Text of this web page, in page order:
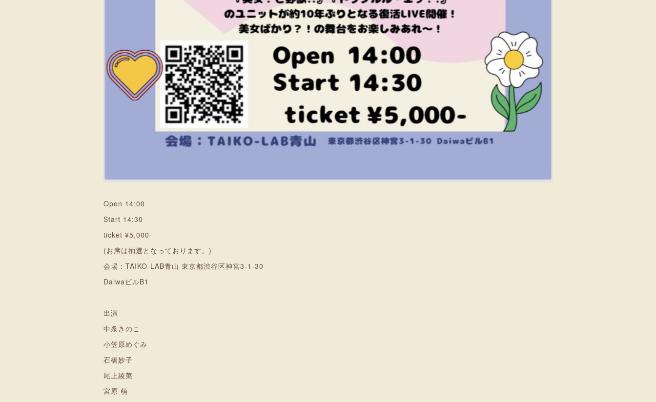
Open 14:00
Start 14:30
ticket ¥5,000-
(お席は抽選となっております。)
会場：TAIKO-LAB青山 東京都渋谷区神宮3-1-30
DaiwaビルB1
出演
中条きのこ
小笠原めぐみ
石橋妙子
尾上綾菜
宮原 萌